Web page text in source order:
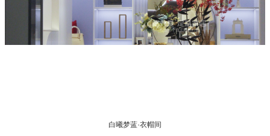
白曦梦蓝·衣帽间